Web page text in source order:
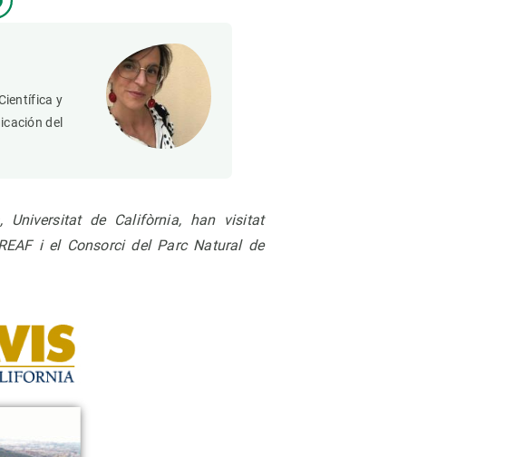
y
del
Universitat de Califòrnia, han visitat
i el Consorci del Parc Natural de